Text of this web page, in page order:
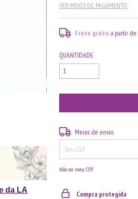
da LA
VER MEIOS DE PAGAMENTO
Frete grátis a partir de
QUANTIDADE
Entregas para o CEP:
Meios de envio
Não sei meu CEP
Compra protegida